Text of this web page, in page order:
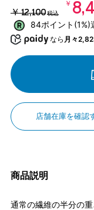
￥12,100 税込 ￥
84ポイント(1%)
なら 月々
店舗在庫を確認
商品説明
通常の繊維の半分の